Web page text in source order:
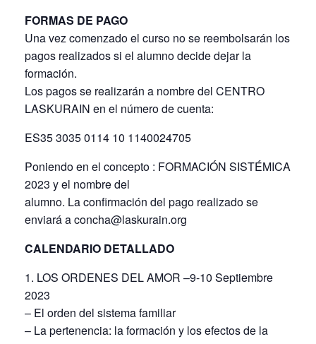
FORMAS DE PAGO
Una vez comenzado el curso no se reembolsarán los
pagos realizados si el alumno decide dejar la
formación.
Los pagos se realizarán a nombre del CENTRO
LASKURAIN en el número de cuenta:
ES35 3035 0114 10 1140024705
Poniendo en el concepto : FORMACIÓN SISTÉMICA
2023 y el nombre del
alumno. La confirmación del pago realizado se
enviará a concha@laskurain.org
CALENDARIO DETALLADO
1. LOS ORDENES DEL AMOR –9-10 Septiembre
2023
– El orden del sistema familiar
– La pertenencia: la formación y los efectos de la